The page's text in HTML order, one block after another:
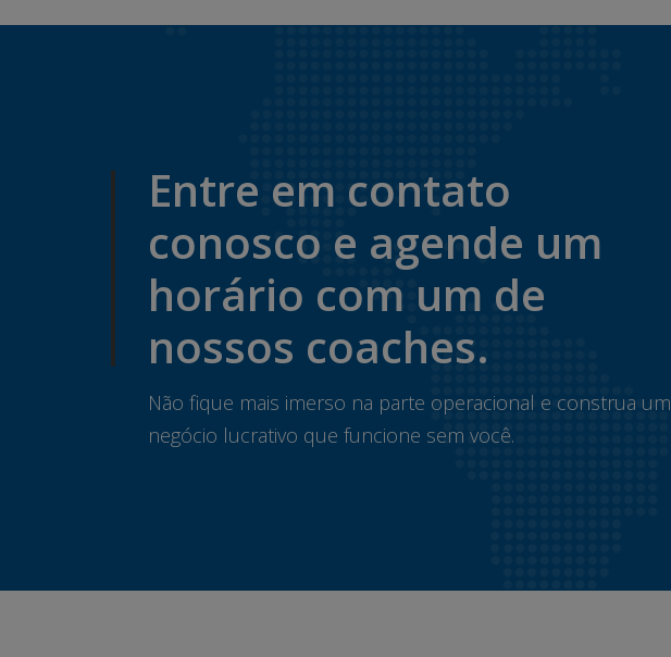
Entre em contato
conosco e agende um
horário com um de
nossos coaches.
Não fique mais imerso na parte operacional e construa um
negócio lucrativo que funcione sem você.